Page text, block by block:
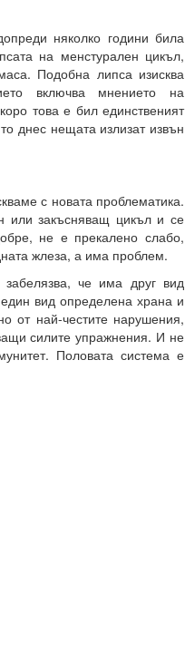
няколко години била
на менстурален цикъл,
Подобна липса изисква
включва мнението на
това е бил единственият
днес нещата излизат извън
с новата проблематика.
или закъсняващ цикъл и се
не е прекалено слабо,
жлеза, а има проблем.
забелязва, че има друг вид
вид определена храна и
от най-честите нарушения,
силите упражнения. И не
Половата система е